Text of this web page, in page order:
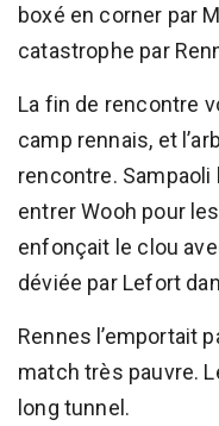
boxé en corner par
catastrophe par
La fin de rencontre
camp rennais, et
rencontre. Sampaoli
entrer Wooh pour
enfonçait le clou
déviée par Lefort
Rennes l’emportait
match très pauvre.
long tunnel.